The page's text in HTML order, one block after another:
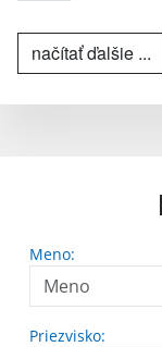
načítať ďalšie ...
Meno:
Priezvisko: